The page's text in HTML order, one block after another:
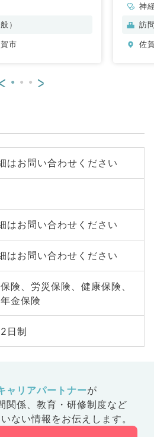
）
市
神
科
訪
佐
< >
はお問い合わせください
はお問い合わせください
はお問い合わせください
険、労災保険、健康保険、
金保険
日制
ャリアパートナーが
係、 教育・研修制度など
ない情報をお伝えします。